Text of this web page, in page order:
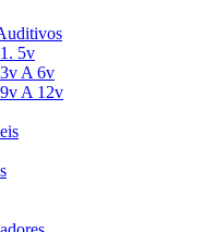
5v
A 6v
A 12v